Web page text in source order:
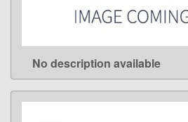
LEARN MORE
No description available